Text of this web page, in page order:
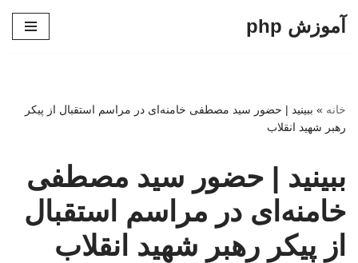
آموزش php
خانه » ببینید | حضور سید مصطفی خامنه‌ای در مراسم استقبال از پیکر
رهبر شهید انقلاب
ببینید | حضور سید مصطفی
خامنه‌ای در مراسم استقبال
از پیکر رهبر شهید انقلاب